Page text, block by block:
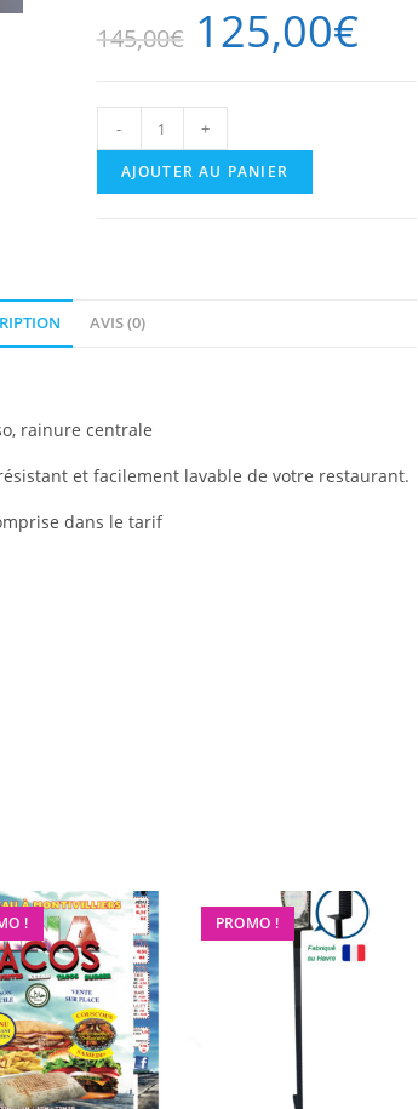
145,00€ 125,00€
-
quantité
plastifié
ex.
+
AJOUTER AU PANIER
AVIS (0)
rainure centrale
et facilement lavable de votre restaurant.
dans le tarif
! PROMO !